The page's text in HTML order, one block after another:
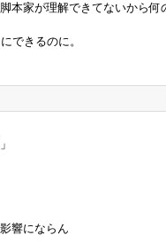
本家が理解できてないから何
できるのに。
響にならん